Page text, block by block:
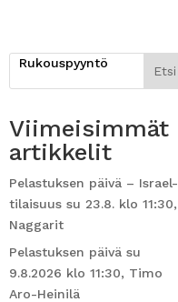
Rukouspyyntö
Etsi
Viimeisimmät
artikkelit
Pelastuksen päivä – Israel-
tilaisuus su 23.8. klo 11:30,
Naggarit
Pelastuksen päivä su
9.8.2026 klo 11:30, Timo
Aro-Heinilä